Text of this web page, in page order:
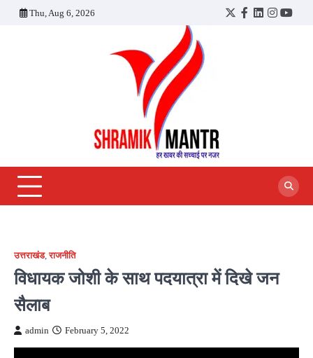
Thu, Aug 6, 2026
Twitter
Facebook
LinkedIn
उत्तराखंड,राजनीति
विधायक जोशी के साथ पदयात्रा में दिखे जन
सैलाब
admin February 5, 2022